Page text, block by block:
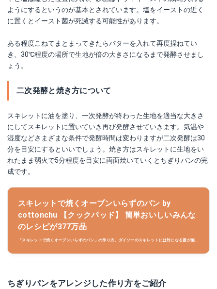
ようにするというのが基本とされています。塩をイーストの近く
に置くとイースト菌が死滅する可能性があります。
ある程度こねてまとまってきたらバターを入れて再度捏ねてい
き、30℃程度の場所で生地が倍の大きさになるまで発酵させまし
ょう。
二次発酵と焼き方について
スキレットに油を塗り、一次発酵が終わった生地を適当な大きさ
にしてスキレットに置いていき再び発酵させていきます。気温や
湿度などさまざまな条件で発酵時間は変わりますが二次発酵は30
分を目安にするといいでしょう。焼き方はスキレットに生地をい
れたまま弱火で5分程度を目安に両面焼いていくとちぎりパンの完
成です。
スキレットで焼くオーブンいらずのパン by
cottonchu 【クックパッド】 簡単おいしいみんな
のレシピが377万品
「スキレットで焼くオーブンいらずのパン」の作り方。ダイソーのスキレットには対になる蓋が無い
ちぎりパンをアレンジした作り方をご紹介